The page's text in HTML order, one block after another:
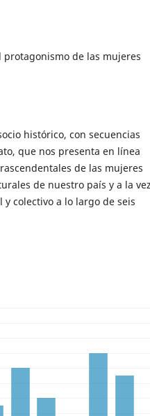
de las mujeres
histórico, con secuencias
que nos presenta en línea
de las mujeres
de nuestro país y a la vez
colectivo a lo largo de seis